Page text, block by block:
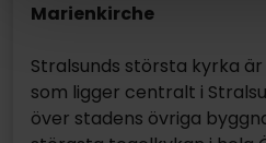
Marienkirche
Stralsunds största kyrka
som ligger centralt i
över stadens övriga